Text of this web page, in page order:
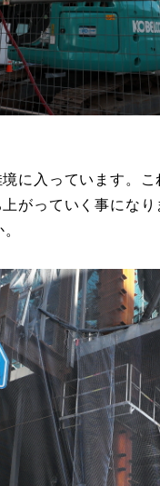
に入っています。
がっていく事にな